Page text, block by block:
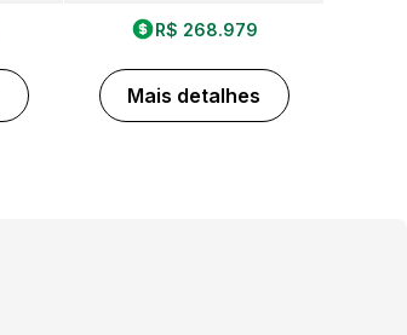
R$ 268.979
Mais detalhes